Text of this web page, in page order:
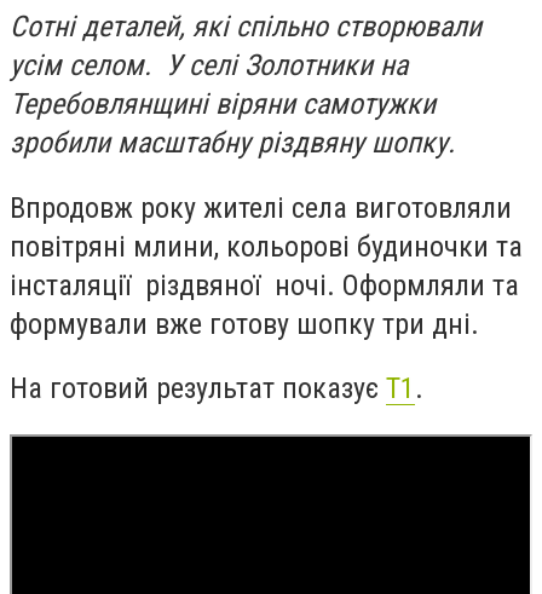
Сотні деталей, які спільно створювали
усім селом. У селі Золотники на
Теребовлянщині віряни самотужки
зробили масштабну різдвяну шопку.
Впродовж року жителі села виготовляли
повітряні млини, кольорові будиночки та
інсталяції різдвяної ночі. Оформляли та
формували вже готову шопку три дні.
На готовий результат показує Т1 .